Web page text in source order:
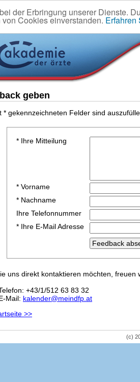
der Erbringung unserer Dienste.
Cookies einverstanden. Erfahren
geben
* gekennzeichneten Felder sind
* Ihre Mitteilung
* Vorname
* Nachname
Ihre Telefonnummer
* Ihre E-Mail Adresse
uns direkt kontaktieren möchten,
+43/1/512 63 83 32
Mail: kalender@meindfp.at
>>
(c)